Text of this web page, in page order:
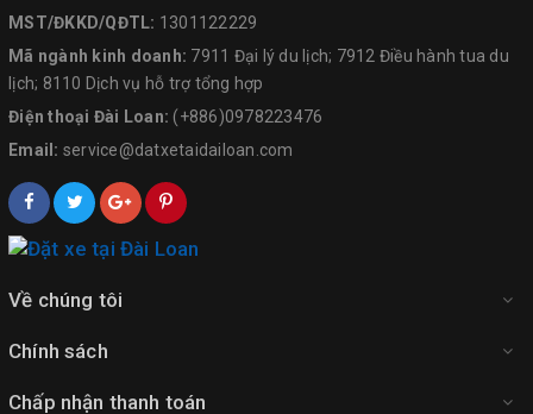
MST/ĐKKD/QĐTL: 1301122229
Mã ngành kinh doanh: 7911 Đại lý du lịch; 7912 Điều hành tua du
lịch; 8110 Dịch vụ hỗ trợ tổng hợp
Điện thoại Đài Loan: (+886)0978223476
Email: service@datxetaidailoan.com
Về chúng tôi
Chính sách
Chấp nhận thanh toán